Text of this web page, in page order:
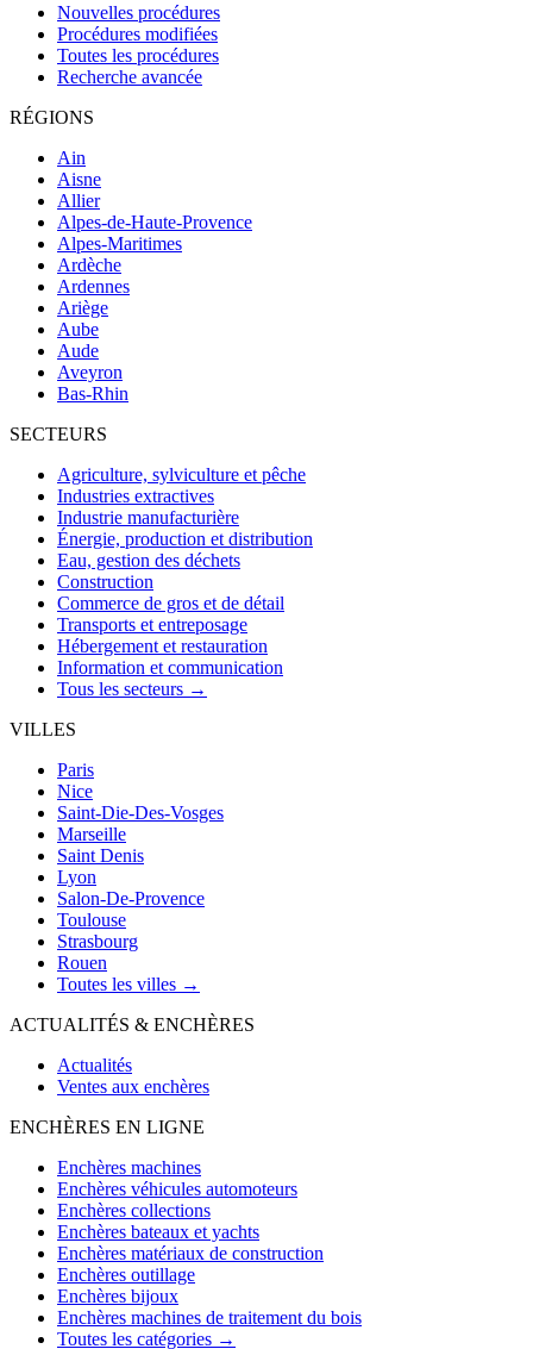
Nouvelles procédures
Procédures modifiées
Toutes les procédures
Recherche avancée
RÉGIONS
Ain
Aisne
Allier
Alpes-de-Haute-Provence
Alpes-Maritimes
Ardèche
Ardennes
Ariège
Aube
Aude
Aveyron
Bas-Rhin
SECTEURS
Agriculture, sylviculture et pêche
Industries extractives
Industrie manufacturière
Énergie, production et distribution
Eau, gestion des déchets
Construction
Commerce de gros et de détail
Transports et entreposage
Hébergement et restauration
Information et communication
Tous les secteurs →
VILLES
Paris
Nice
Saint-Die-Des-Vosges
Marseille
Saint Denis
Lyon
Salon-De-Provence
Toulouse
Strasbourg
Rouen
Toutes les villes →
ACTUALITÉS & ENCHÈRES
Actualités
Ventes aux enchères
ENCHÈRES EN LIGNE
Enchères machines
Enchères véhicules automoteurs
Enchères collections
Enchères bateaux et yachts
Enchères matériaux de construction
Enchères outillage
Enchères bijoux
Enchères machines de traitement du bois
Toutes les catégories →